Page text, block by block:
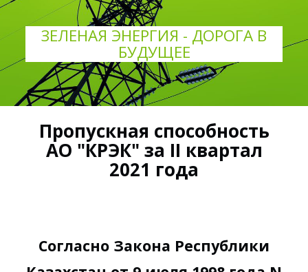
ЗЕЛЕНАЯ ЭНЕРГИЯ - ДОРОГА В
БУДУЩЕЕ
Пропускная способность
АО "КРЭК" за II квартал
2021 года
Согласно Закона Республики